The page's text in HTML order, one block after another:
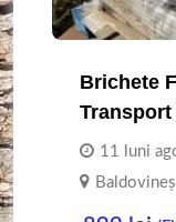
Brichete
Transport
11 luni